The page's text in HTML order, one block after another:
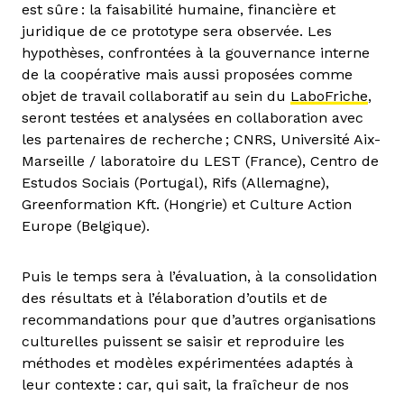
est sûre : la faisabilité humaine, financière et
juridique de ce prototype sera observée. Les
hypothèses, confrontées à la gouvernance interne
de la coopérative mais aussi proposées comme
objet de travail collaboratif au sein du LaboFriche,
seront testées et analysées en collaboration avec
les partenaires de recherche ; CNRS, Université Aix-
Marseille / laboratoire du LEST (France), Centro de
Estudos Sociais (Portugal), Rifs (Allemagne),
Greenformation Kft. (Hongrie) et Culture Action
Europe (Belgique).
Puis le temps sera à l’évaluation, à la consolidation
des résultats et à l’élaboration d’outils et de
recommandations pour que d’autres organisations
culturelles puissent se saisir et reproduire les
méthodes et modèles expérimentées adaptés à
leur contexte : car, qui sait, la fraîcheur de nos